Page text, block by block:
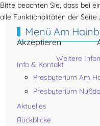
Menü Am
Info & Kontakt
Presbyterium Am
Presbyterium
Aktuelles
Rückblicke
Bitte beachten Sie, dass bei
alle Funktionalitäten der
Akzeptieren
Weitere